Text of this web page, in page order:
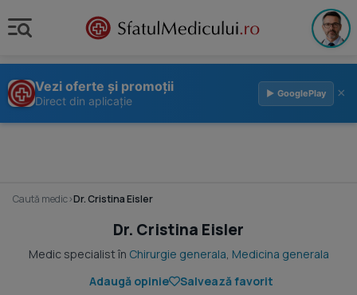
Vezi oferte și promoții
Direct din aplicație
▶ GooglePlay ×
Caută medic›Dr. Cristina Eisler
Dr. Cristina Eisler
Medic specialist în Chirurgie generala, Medicina generala
Adaugă opinie
Salvează favorit